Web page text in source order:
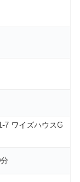
7 ワイズハウスG